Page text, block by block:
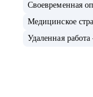
Своевременная
Медицинское
Удаленная